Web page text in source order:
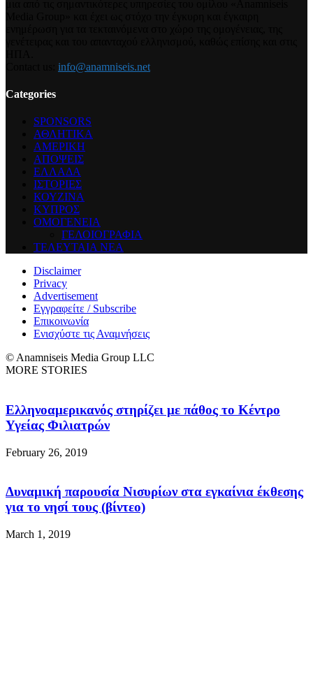
info@anamniseis.net
Categories
SPONSORS
ΑΘΛΗΤΙΚΑ
ΑΜΕΡΙΚΗ
ΑΠΟΨΕΙΣ
ΕΛΛΑΔΑ
ΙΣΤΟΡΙΕΣ
ΚΟΥΖΙΝΑ
ΚΥΠΡΟΣ
ΟΜΟΓΕΝΕΙΑ
ΓΕΛΟΙΟΓΡΑΦΙΑ
ΤΕΛΕΥΤΑΙΑ ΝΕΑ
Disclaimer
Privacy
Advertisement
Εγγραφείτε / Subscribe
Επικοινωνία
Ενισχύστε τις Αναμνήσεις
© Anamniseis Media Group LLC
MORE STORIES
Ελληνοαμερικανός στηρίζει με πάθος το Κέντρο
Υγείας Φιλιατρών
February 26, 2019
Δυναμική παρουσία Νισυρίων στα εγκαίνια έκθεσης
για το νησί τους (βίντεο)
March 1, 2019